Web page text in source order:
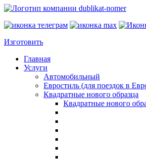
Изготовить
Главная
Услуги
Автомобильный
Евростиль (для поездок в
Квадратные нового образца
Квадратные нового